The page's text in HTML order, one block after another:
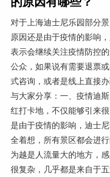
对于上海迪士尼乐园部分
原因还是由于疫情的影响
表示会继续关注疫情防控
公众，如果说有需要退票
式咨询，或者是线上直接
与大家分享：一、疫情迪
红打卡地，不仅能够引来
是由于疫情的影响，迪士
全着想，所有景区都会进
为越是人流量大的地方，
很复杂，几乎都是来自于